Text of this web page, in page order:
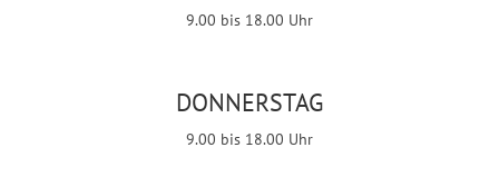
9.00 bis 18.00 Uhr
DONNERSTAG
9.00 bis 18.00 Uhr